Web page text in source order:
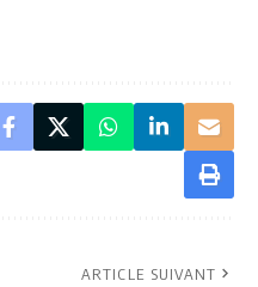
ARTICLE SUIVANT